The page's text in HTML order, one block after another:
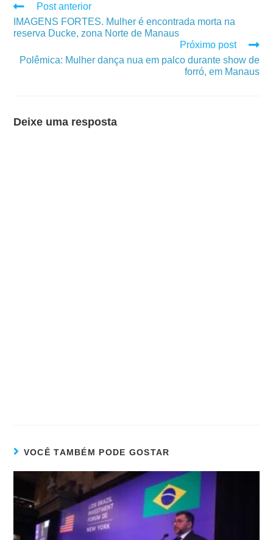
Post anterior
IMAGENS FORTES. Mulher é encontrada morta na
reserva Ducke, zona Norte de Manaus
Próximo post
Polêmica: Mulher dança nua em palco durante show de
forró, em Manaus
Deixe uma resposta
VOCÊ TAMBÉM PODE GOSTAR